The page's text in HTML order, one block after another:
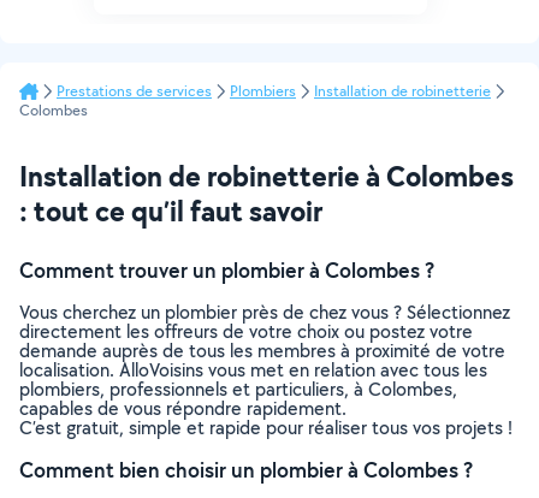
Prestations de services Plombiers
Installation de robinetterie
Colombes
Installation de robinetterie à Colombes
: tout ce qu’il faut savoir
Comment trouver un plombier à Colombes ?
Vous cherchez un plombier près de chez vous ? Sélectionnez
directement les offreurs de votre choix ou postez votre
demande auprès de tous les membres à proximité de votre
localisation. AlloVoisins vous met en relation avec tous les
plombiers, professionnels et particuliers, à Colombes,
capables de vous répondre rapidement.
C’est gratuit, simple et rapide pour réaliser tous vos projets !
Comment bien choisir un plombier à Colombes ?